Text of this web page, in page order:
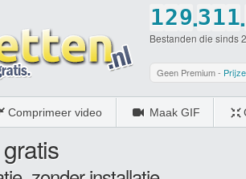
1
2
3
4
5
2
3
4
5
6
9
0
.3
4
5
6
7
1
2
3
4
5
1
2
3
4
5
.
Bestanden die sinds
Geen Premium -
Comprimeer video Maak GIF